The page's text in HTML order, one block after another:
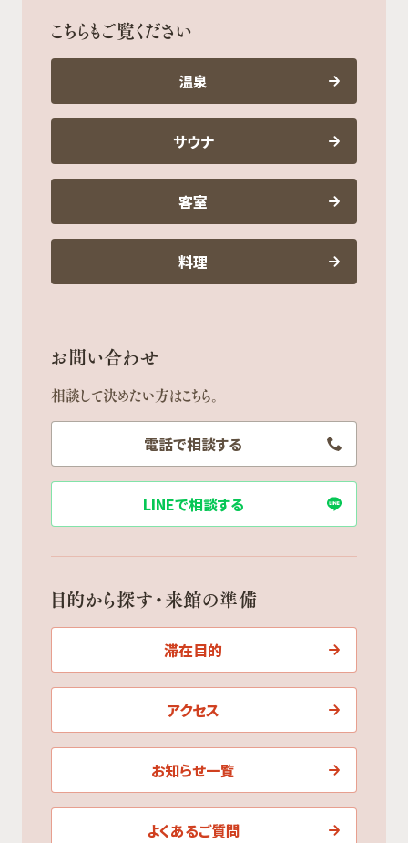
こちらもご覧ください
温泉
サウナ
客室
料理
お問い合わせ
相談して決めたい方はこちら。
電話で相談する
LINEで相談する
目的から探す・来館の準備
滞在目的
アクセス
お知らせ一覧
よくあるご質問